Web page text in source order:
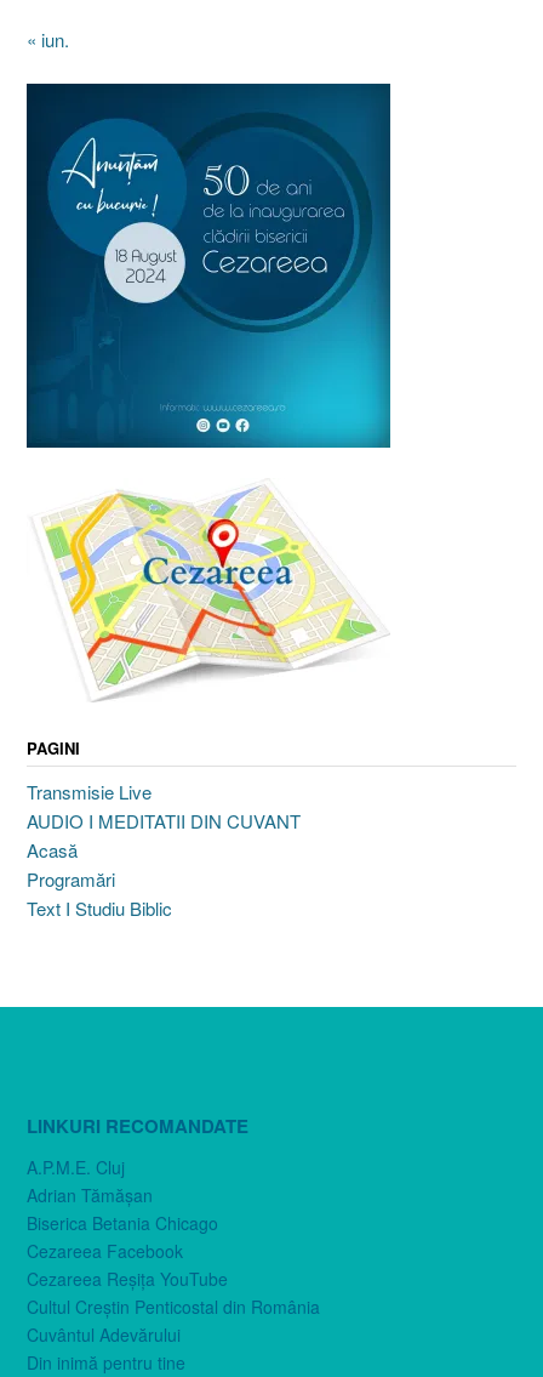
« iun.
PAGINI
Transmisie Live
AUDIO I MEDITATII DIN CUVANT
Acasă
Programări
Text I Studiu Biblic
LINKURI RECOMANDATE
A.P.M.E. Cluj
Adrian Tămăşan
Biserica Betania Chicago
Cezareea Facebook
Cezareea Reşiţa YouTube
Cultul Creştin Penticostal din România
Cuvântul Adevărului
Din inimă pentru tine